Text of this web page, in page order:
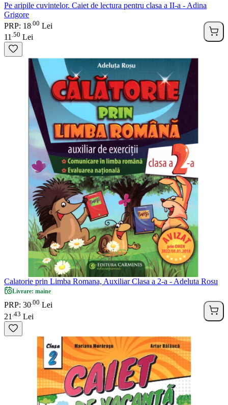
Pe aripile cuvintelor. Caiet de lectura pentru clasa a II-a - Adina
Grigore
PRP: 18 00 Lei
11 50 Lei
Calatorie prin Limba Romana, Auxiliar Clasa a 2-a - Adeluta Rosu
Livrare: maine
PRP: 30 00 Lei
21 43 Lei